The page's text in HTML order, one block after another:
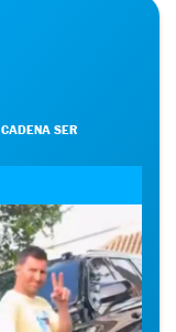
CADENA SER